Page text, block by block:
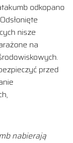
odkopano
nisze
na
przed
nabierają